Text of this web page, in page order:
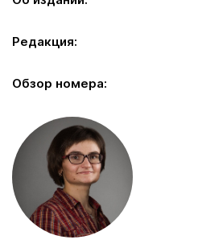
Редакция:
Обзор номера: